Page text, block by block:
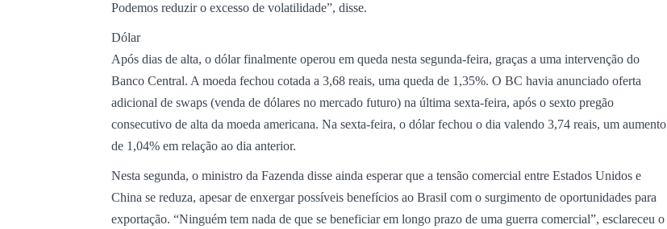
Podemos reduzir o excesso de volatilidade”, disse.
Dólar
Após dias de alta, o dólar finalmente operou em queda nesta segunda-feira, graças a uma intervenção do
Banco Central. A moeda fechou cotada a 3,68 reais, uma queda de 1,35%. O BC havia anunciado oferta
adicional de swaps (venda de dólares no mercado futuro) na última sexta-feira, após o sexto pregão
consecutivo de alta da moeda americana. Na sexta-feira, o dólar fechou o dia valendo 3,74 reais, um aumento
de 1,04% em relação ao dia anterior.
Nesta segunda, o ministro da Fazenda disse ainda esperar que a tensão comercial entre Estados Unidos e
China se reduza, apesar de enxergar possíveis benefícios ao Brasil com o surgimento de oportunidades para
exportação. “Ninguém tem nada de que se beneficiar em longo prazo de uma guerra comercial”, esclareceu o